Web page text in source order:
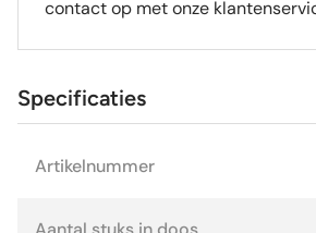
contact op met onze
Specificaties
Artikelnummer